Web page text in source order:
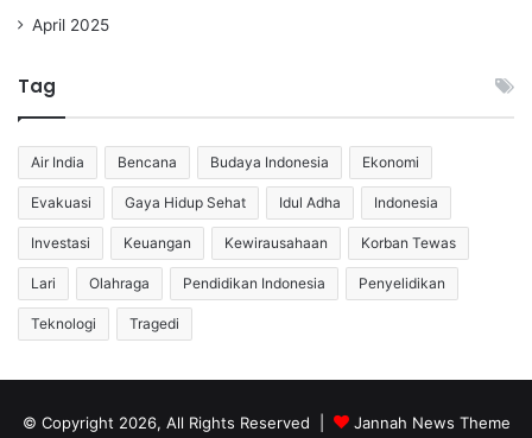
April 2025
Tag
Air India Bencana Budaya Indonesia Ekonomi
Evakuasi Gaya Hidup Sehat Idul Adha Indonesia
Investasi Keuangan Kewirausahaan Korban Tewas
Lari Olahraga Pendidikan Indonesia Penyelidikan
Teknologi Tragedi
© Copyright 2026, All Rights Reserved | Jannah News Theme